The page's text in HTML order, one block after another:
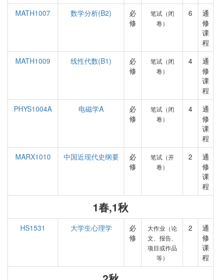
MATH1007
数学分析(B2)
必
修
笔试（闭
卷）
6
通
修
课
程
MATH1009
线性代数(B1)
必
修
笔试（闭
卷）
4
通
修
课
程
PHYS1004A
电磁学A
必
修
笔试（闭
卷）
4
通
修
课
程
MARX1010
中国近现代史纲要
必
修
笔试（开
卷）
2
通
修
课
程
1春,1秋
HS1531 大学生心理学
必
修
大作业（论
文、报告、
项目或作品
等）
2
通
修
课
程